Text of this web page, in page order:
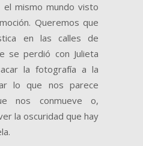
mismo mundo visto
Queremos que
en las calles de
se perdió con Julieta
la fotografía a la
lo que nos parece
nos conmueve o,
la oscuridad que hay